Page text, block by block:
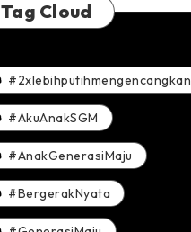
Tag Cloud
#2xlebihputihmengencangkan
#AkuAnakSGM
#AnakGenerasiMaju
#BergerakNyata